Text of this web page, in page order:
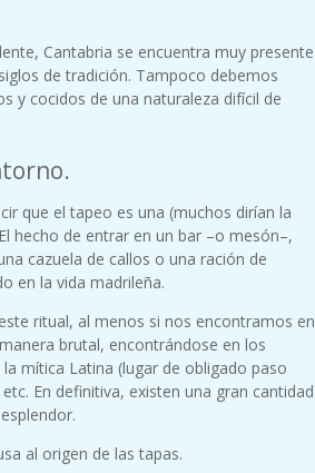
Cantabria se encuentra muy presente
de tradición. Tampoco debemos
y cocidos de una naturaleza difícil de
que el tapeo es una (muchos dirían la
hecho de entrar en un bar –o mesón–,
cazuela de callos o una ración de
en la vida madrileña.
ritual, al menos si nos encontramos en
brutal, encontrándose en los
mítica Latina (lugar de obligado paso
En definitiva, existen una gran cantidad
al origen de las tapas.